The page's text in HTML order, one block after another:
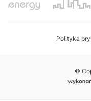
Polityka
©